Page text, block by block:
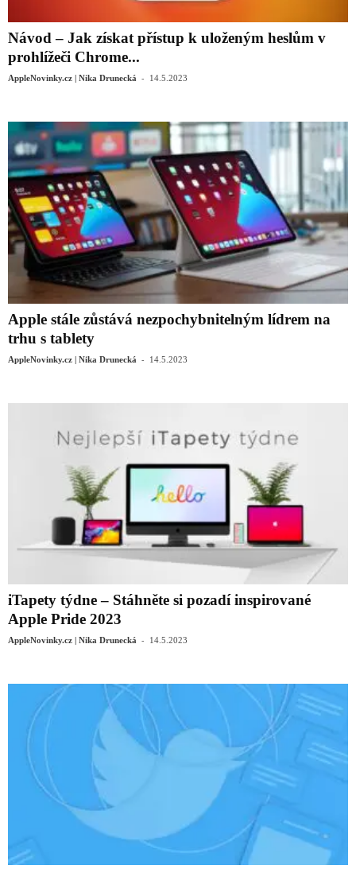
Návod – Jak získat přístup k uloženým heslům v
prohlížeči Chrome...
AppleNovinky.cz | Nika Drunecká - 14.5.2023
Apple stále zůstává nezpochybnitelným lídrem na
trhu s tablety
AppleNovinky.cz | Nika Drunecká - 14.5.2023
iTapety týdne – Stáhněte si pozadí inspirované
Apple Pride 2023
AppleNovinky.cz | Nika Drunecká - 14.5.2023